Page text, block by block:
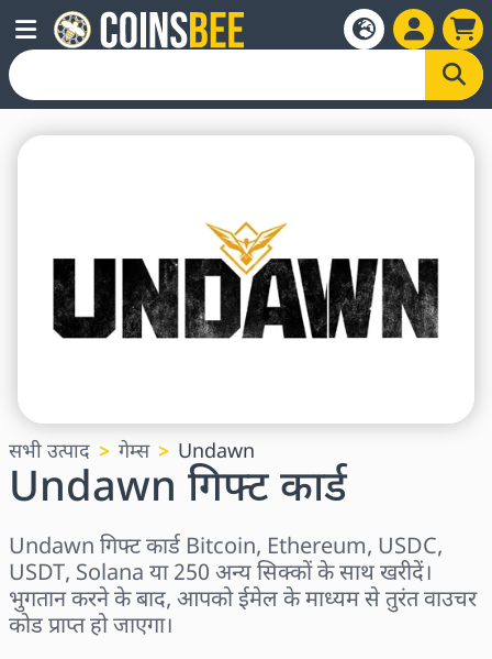
सभी उत्पाद गेम्स Undawn
Undawn गिफ्ट कार्ड
Undawn गिफ्ट कार्ड Bitcoin, Ethereum, USDC,
USDT, Solana या 250 अन्य सिक्कों के साथ खरीदें।
भुगतान करने के बाद, आपको ईमेल के माध्यम से तुरंत वाउचर
कोड प्राप्त हो जाएगा।